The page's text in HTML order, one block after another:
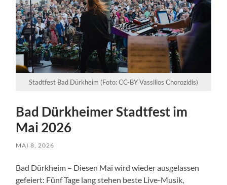
Stadtfest Bad Dürkheim (Foto: CC-BY Vassilios Chorozidis)
Bad Dürkheimer Stadtfest im
Mai 2026
MAI 8, 2026
Bad Dürkheim – Diesen Mai wird wieder ausgelassen
gefeiert: Fünf Tage lang stehen beste Live-Musik,